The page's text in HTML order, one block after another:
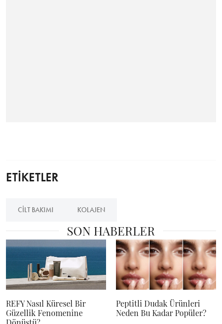
ETİKETLER
CILT BAKIMI KOLAJEN
SON HABERLER
REFY Nasıl Küresel Bir
Güzellik Fenomenine
Peptitli Dudak Ürünleri
Neden Bu Kadar Popüler?